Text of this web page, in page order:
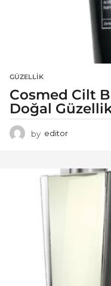
GÜZELLIK
Cosmed Cilt
Doğal
by editor